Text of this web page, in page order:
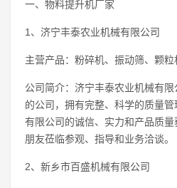
一、物料提升机厂家
1、济宁丰泰农业机械有限公司
主营产品：粉碎机、振动筛、颗粒
公司简介：济宁丰泰农业机械有
的公司，拥有完整、科学的质量
有限公司的诚信、实力和产品质
朋友莅临参观、指导和业务洽谈。
2、新乡市百盛机械有限公司